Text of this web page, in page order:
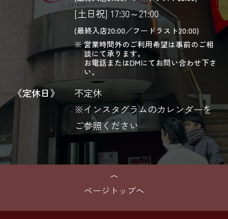
[土日祝] 17:30～21:00
(最終入店20:00／フードラスト20:00)
営業時間外のご利用希望は事前のご相
談にて承ります。
お電話またはDMにてお問い合わせ下さ
い。
《定休日》
不定休
※インスタグラムのカレンダーを
ご参照ください
ページトップへ